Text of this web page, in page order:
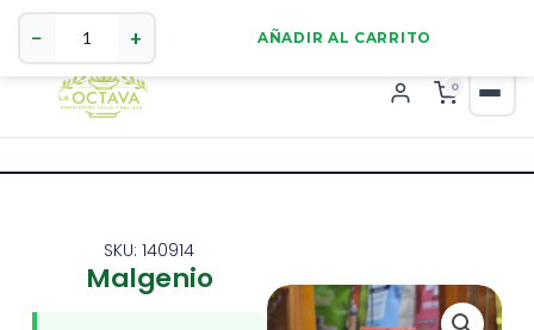
0
SKU: 140914
Malgenio
Malgenio
cantidad
− + AÑADIR AL CARRITO